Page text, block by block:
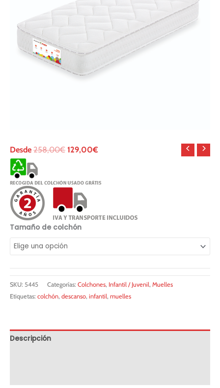
Desde 258,00€ 129,00€
Tamaño de colchón
SKU: 5445 Categorías: Colchones, Infantil / Juvenil, Muelles
Etiquetas: colchón, descanso, infantil, muelles
Descripción